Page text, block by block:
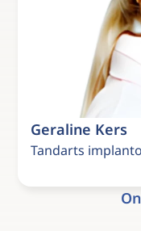
Geraline Kers
Tandarts